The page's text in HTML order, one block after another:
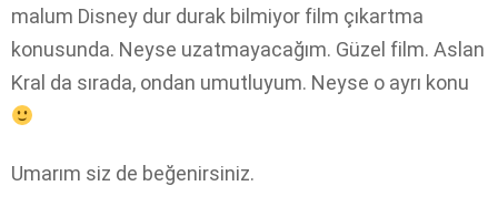
malum Disney dur durak bilmiyor film çıkartma
konusunda. Neyse uzatmayacağım. Güzel film. Aslan
Kral da sırada, ondan umutluyum. Neyse o ayrı konu
Umarım siz de beğenirsiniz.